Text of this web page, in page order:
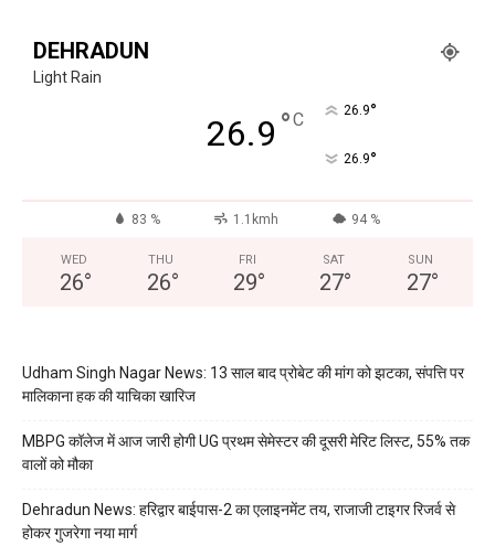
DEHRADUN
Light Rain
26.9 °C 26.9°
26.9°
83 % 1.1kmh 94 %
WED
26°
THU
26°
FRI
29°
SAT
27°
SUN
27°
Udham Singh Nagar News: 13 साल बाद प्रोबेट की मांग को झटका, संपत्ति पर
मालिकाना हक की याचिका खारिज
MBPG कॉलेज में आज जारी होगी UG प्रथम सेमेस्टर की दूसरी मेरिट लिस्ट, 55% तक
वालों को मौका
Dehradun News: हरिद्वार बाईपास-2 का एलाइनमेंट तय, राजाजी टाइगर रिजर्व से
होकर गुजरेगा नया मार्ग